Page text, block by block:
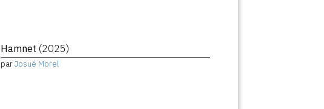
Hamnet (2025)
parJosué Morel